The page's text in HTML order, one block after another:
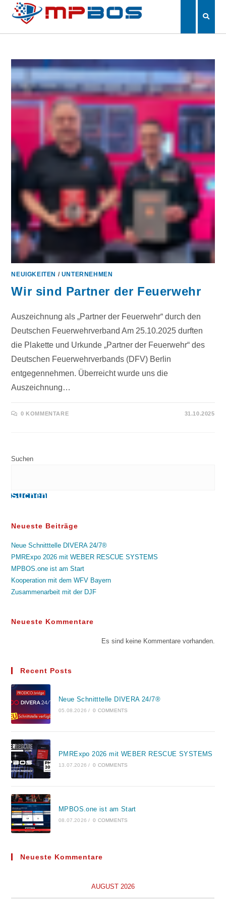
NEUIGKEITEN / UNTERNEHMEN
Wir sind Partner der Feuerwehr
Auszeichnung als „Partner der Feuerwehr“ durch den
Deutschen Feuerwehrverband Am 25.10.2025 durften
die Plakette und Urkunde „Partner der Feuerwehr“ des
Deutschen Feuerwehrverbands (DFV) Berlin
entgegennehmen. Überreicht wurde uns die
Auszeichnung…
0 KOMMENTARE 31.10.2025
Suchen
Suchen
Neueste Beiträge
Neue Schnitttelle DIVERA 24/7®
PMRExpo 2026 mit WEBER RESCUE SYSTEMS
MPBOS.one ist am Start
Kooperation mit dem WFV Bayern
Zusammenarbeit mit der DJF
Neueste Kommentare
Es sind keine Kommentare vorhanden.
Recent Posts
Neue Schnitttelle DIVERA 24/7®
05.08.2026 / 0 COMMENTS
PMRExpo 2026 mit WEBER RESCUE SYSTEMS
13.07.2026 / 0 COMMENTS
MPBOS.one ist am Start
08.07.2026 / 0 COMMENTS
Neueste Kommentare
AUGUST 2026